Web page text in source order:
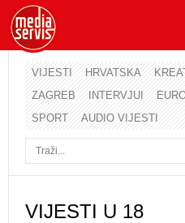
VIJESTI HRVATSKA
ZAGREB
INTERVJUI
SPORT
AUDIO VIJESTI
VIJESTI U 18
Korisničko
Lozinka